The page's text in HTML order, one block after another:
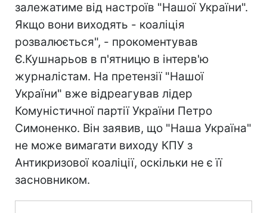
залежатиме від настроїв "Нашої України".
Якщо вони виходять - коаліція
розвалюється", - прокоментував
Є.Кушнарьов в п'ятницю в інтерв'ю
журналістам. На претензії "Нашої
України" вже відреагував лідер
Комуністичної партії України Петро
Симоненко. Він заявив, що "Наша Україна"
не може вимагати виходу КПУ з
Антикризової коаліції, оскільки не є її
засновником.